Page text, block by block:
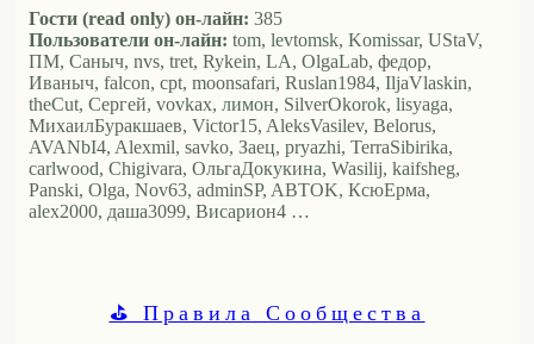
Гости (read only) он-лайн: 385
Пользователи он-лайн: tom, levtomsk, Komissar, UStaV,
ПМ, Саныч, nvs, tret, Rykein, LA, OlgaLab, федор,
Иваныч, falcon, cpt, moonsafari, Ruslan1984, IljaVlaskin,
theCut, Сергей, vovkax, лимон, SilverOkorok, lisyaga,
МихаилБуракшаев, Victor15, AleksVasilev, Belorus,
AVANbI4, Alexmil, savko, Заец, pryazhi, TerraSibirika,
carlwood, Chigivara, ОльгаДокукина, Wasilij, kaifsheg,
Panski, Olga, Nov63, adminSP, ABTOK, КсюЕрма,
alex2000, даша3099, Висариoн4 …
⛳ Правила Сообщества